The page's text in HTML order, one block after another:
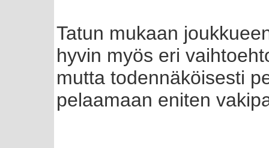
Tatun mukaan
hyvin myös eri
mutta todennäköisesti
pelaamaan eniten